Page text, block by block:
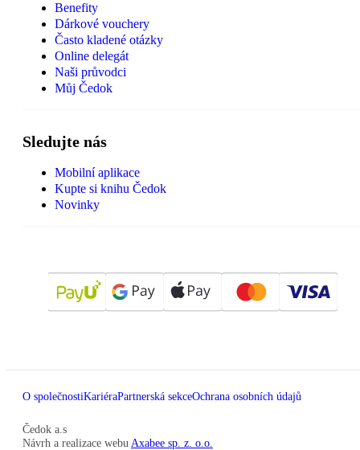
Benefity
Dárkové vouchery
Často kladené otázky
Online delegát
Naši průvodci
Můj Čedok
Sledujte nás
Mobilní aplikace
Kupte si knihu Čedok
Novinky
O společnostiKariéraPartnerská sekceOchrana osobních údajů
Čedok a.s
Návrh a realizace webu Axabee sp. z. o.o.